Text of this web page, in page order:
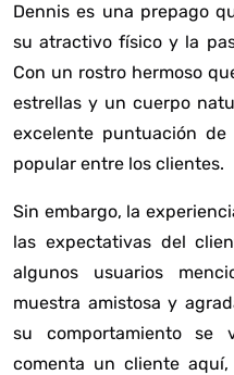
Dennis es una prepago
su atractivo físico y la
Con un rostro hermoso
estrellas y un cuerpo
excelente puntuación
popular entre los clientes.
Sin embargo, la
las expectativas del
algunos usuarios
muestra amistosa y
su comportamiento se
comenta un cliente aquí,